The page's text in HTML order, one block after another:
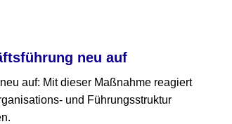
neu auf
auf: Mit dieser Maßnahme reagiert
und Führungsstruktur